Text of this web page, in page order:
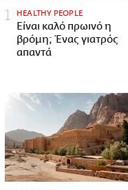
HEALTHY PEOPLE
Είναι καλό πρωινό η
βρόμη; Ένας γιατρός
απαντά